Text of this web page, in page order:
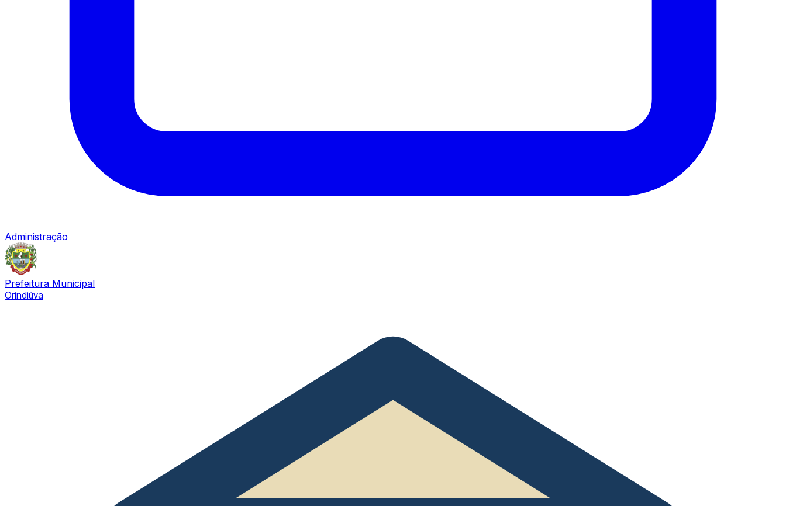
Administração
Prefeitura Municipal
Orindiúva